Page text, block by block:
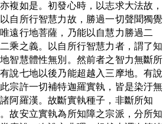
複如是。初發心時，以志求大法故，
自所行智慧力故，勝過一切聲聞獨覺
遠行地菩薩，乃能以自慧力勝過二
乘之義。以自所行智慧力者，謂了知
智慧體性無別。然前者之智力無斷所
說七地以後乃能超越入三摩地。有說
宗許一切補特迦羅實執，皆是染汙無
阿羅漢。故斷實執種子，非斷所知
故安立實執為所知障之宗派，分所知